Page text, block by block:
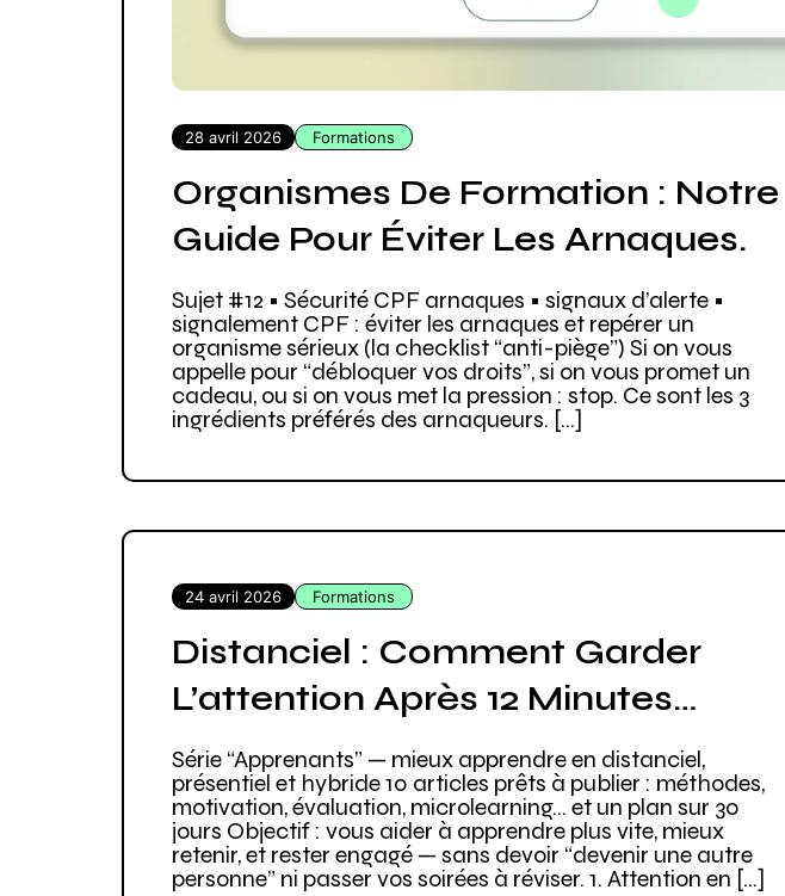
28 avril 2026 Formations
Organismes De Formation : Notre
Guide Pour Éviter Les Arnaques.
Sujet #12 • Sécurité CPF arnaques • signaux d’alerte •
signalement CPF : éviter les arnaques et repérer un
organisme sérieux (la checklist “anti-piège”) Si on vous
appelle pour “débloquer vos droits”, si on vous promet un
cadeau, ou si on vous met la pression : stop. Ce sont les 3
ingrédients préférés des arnaqueurs. […]
24 avril 2026 Formations
Distanciel : Comment Garder
L’attention Après 12 Minutes…
Série “Apprenants” — mieux apprendre en distanciel,
présentiel et hybride 10 articles prêts à publier : méthodes,
motivation, évaluation, microlearning… et un plan sur 30
jours Objectif : vous aider à apprendre plus vite, mieux
retenir, et rester engagé — sans devoir “devenir une autre
personne” ni passer vos soirées à réviser. 1. Attention en […]